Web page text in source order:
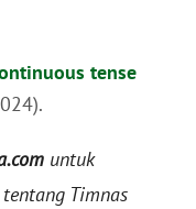
tense
untuk
Timnas